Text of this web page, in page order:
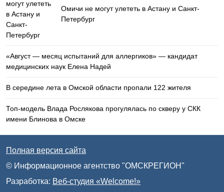
Омичи не могут улететь в Астану и Санкт-
Петербург
«Август — месяц испытаний для аллергиков» — кандидат
медицинских наук Елена Надей
В середине лета в Омской области пропали 122 жителя
Топ-модель Влада Рослякова прогулялась по скверу у СКК
имени Блинова в Омске
Полная версия сайта
© Информационное агентство "ОМСКРЕГИОН"
Разработка: Веб-студия «Welcome!»